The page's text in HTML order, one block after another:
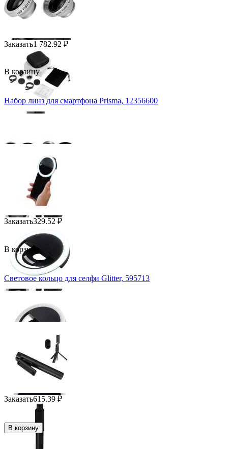
Заказать1 782.92 ₽
В корзину
Набор линз для смартфона Prisma, 12356600
Заказать329.52 ₽
В корзину
Световое кольцо для селфи Glitter, 595713
Заказать615.39 ₽
В корзину